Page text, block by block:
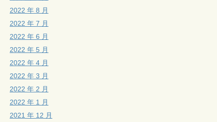
2022 年 8 月
2022 年 7 月
2022 年 6 月
2022 年 5 月
2022 年 4 月
2022 年 3 月
2022 年 2 月
2022 年 1 月
2021 年 12 月